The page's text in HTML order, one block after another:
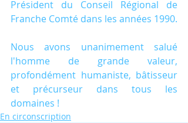
Président du Conseil Régional de
Franche Comté dans les années 1990.
Nous avons unanimement salué
l'homme de grande valeur,
profondément humaniste, bâtisseur
et précurseur dans tous les
domaines !
En circonscription